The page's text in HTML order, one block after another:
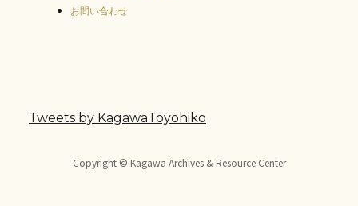
お問い合わせ
Tweets by KagawaToyohiko
Copyright © Kagawa Archives & Resource Center